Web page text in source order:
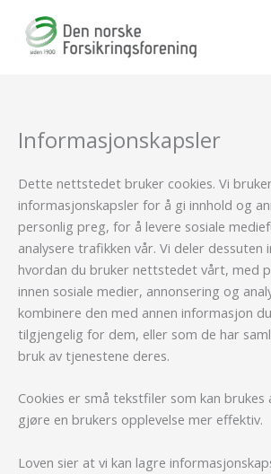
Informasjonskapsler
Dette nettstedet bruker cookies. Vi
informasjonskapsler for å gi innhold og
personlig preg, for å levere sosiale
analysere trafikken vår. Vi deler dessuten
hvordan du bruker nettstedet vårt, med
innen sosiale medier, annonsering og
kombinere den med annen informasjon
tilgjengelig for dem, eller som de har
bruk av tjenestene deres.
Cookies er små tekstfiler som kan
gjøre en brukers opplevelse mer effektiv.
Loven sier at vi kan lagre